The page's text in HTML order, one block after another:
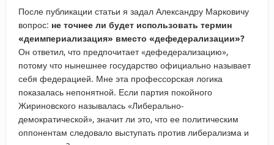
После публикации статьи я задал Александру Марковичу
вопрос: не точнее ли будет использовать термин
«деимпериализация» вместо «дефедерализации»?
Он ответил, что предпочитает «дефедерализацию»,
потому что нынешнее государство официально называет
себя федерацией. Мне эта профессорская логика
показалась непонятной. Если партия покойного
Жириновского называлась «Либерально-
демократической», значит ли это, что ее политическим
оппонентам следовало выступать против либерализма и